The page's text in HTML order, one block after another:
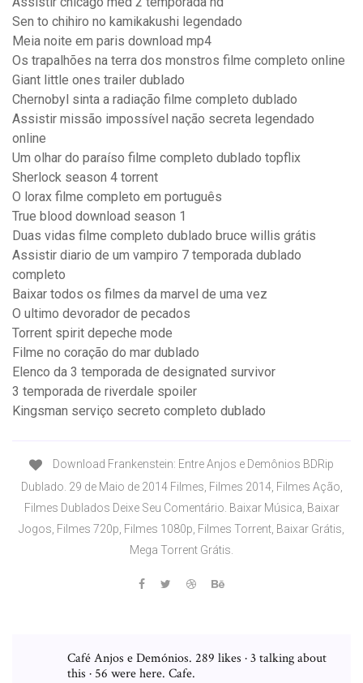
Sen to chihiro no kamikakushi legendado
Meia noite em paris download mp4
Os trapalhões na terra dos monstros filme completo online
Giant little ones trailer dublado
Chernobyl sinta a radiação filme completo dublado
Assistir missão impossível nação secreta legendado
online
Um olhar do paraíso filme completo dublado topflix
Sherlock season 4 torrent
O lorax filme completo em português
True blood download season 1
Duas vidas filme completo dublado bruce willis grátis
Assistir diario de um vampiro 7 temporada dublado
completo
Baixar todos os filmes da marvel de uma vez
O ultimo devorador de pecados
Torrent spirit depeche mode
Filme no coração do mar dublado
Elenco da 3 temporada de designated survivor
3 temporada de riverdale spoiler
Kingsman serviço secreto completo dublado
Download Frankenstein: Entre Anjos e Demônios BDRip
Dublado. 29 de Maio de 2014 Filmes, Filmes 2014, Filmes Ação,
Filmes Dublados Deixe Seu Comentário. Baixar Música, Baixar
Jogos, Filmes 720p, Filmes 1080p, Filmes Torrent, Baixar Grátis,
Mega Torrent Grátis.
Café Anjos e Demónios. 289 likes · 3 talking about
this · 56 were here. Cafe.